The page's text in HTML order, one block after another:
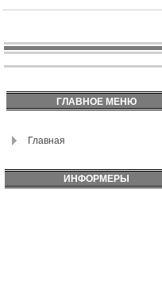
ГЛАВНОЕ МЕНЮ
Главная
ИНФОРМЕРЫ